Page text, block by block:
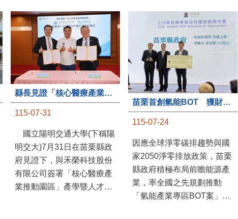
縣長見證「核心醫療產業推動園區」產學合作簽約儀式
115-07-31
國立陽明交通大學(下稱陽
明交大)7月31日在苗栗縣政
府見證下，與禾榮科技股份
有限公司簽署「核心醫療產
業推動園區」產學暨人才培
苗栗首創氫能BOT 獲財政部「突破之翼」肯定
115-07-24
因應全球淨零碳排趨勢與國
家2050淨零排放政策，苗栗
縣政府積極布局前瞻能源產
業，率全國之先規劃推動
「氫能產業專區BOT案」，